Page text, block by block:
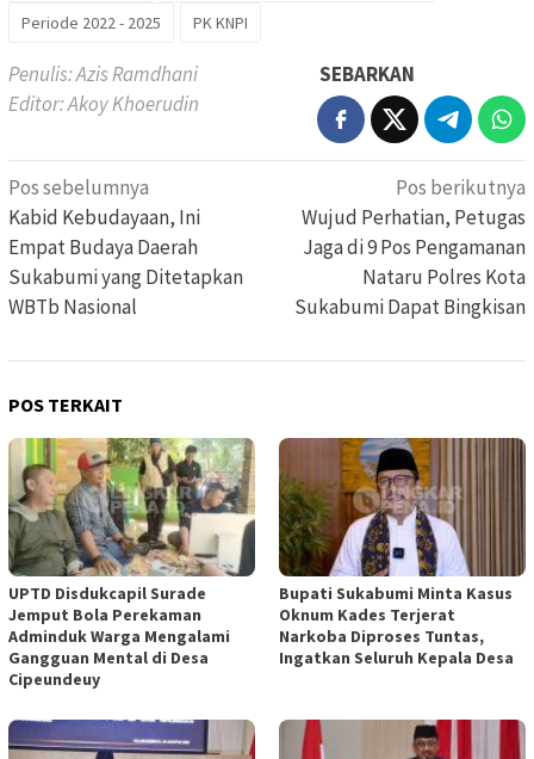
Periode 2022 - 2025 PK KNPI
Penulis: Azis Ramdhani
Editor: Akoy Khoerudin
SEBARKAN
Navigasi
pos
Pos sebelumnya
Kabid Kebudayaan, Ini
Empat Budaya Daerah
Sukabumi yang Ditetapkan
WBTb Nasional
Pos berikutnya
Wujud Perhatian, Petugas
Jaga di 9 Pos Pengamanan
Nataru Polres Kota
Sukabumi Dapat Bingkisan
POS TERKAIT
UPTD Disdukcapil Surade
Jemput Bola Perekaman
Adminduk Warga Mengalami
Gangguan Mental di Desa
Cipeundeuy
Bupati Sukabumi Minta Kasus
Oknum Kades Terjerat
Narkoba Diproses Tuntas,
Ingatkan Seluruh Kepala Desa